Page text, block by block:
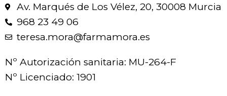
Av. Marqués de Los Vélez, 20, 30008 Murcia
968 23 49 06
teresa.mora@farmamora.es
Nº Autorización sanitaria: MU-264-F
Nº Licenciado: 1901